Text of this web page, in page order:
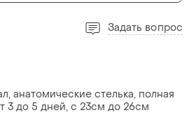
Задать вопрос
анатомические стелька, полная
3 до 5 дней, с 23см до 26см